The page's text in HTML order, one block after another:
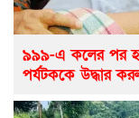
৯৯৯-এ কলের পর
পর্যটককে উদ্ধার